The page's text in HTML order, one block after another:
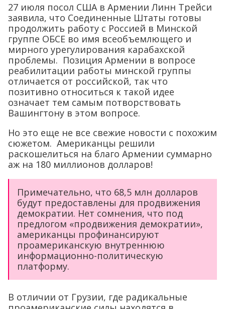
27 июля посол США в Армении Линн Трейси
заявила, что Соединенные Штаты готовы
продолжить работу с Россией в Минской
группе ОБСЕ во имя всеобъемлющего и
мирного урегулирования карабахской
проблемы. Позиция Армении в вопросе
реабилитации работы минской группы
отличается от российской, так что
позитивно относиться к такой идее
означает тем самым потворствовать
Вашингтону в этом вопросе.
Но это еще не все свежие новости с похожим
сюжетом. Американцы решили
раскошелиться на благо Армении суммарно
аж на 180 миллионов долларов!
Примечательно, что 68,5 млн долларов
будут предоставлены для продвижения
демократии. Нет сомнения, что под
предлогом «продвижения демократии»,
американцы профинансируют
проамериканскую внутреннюю
информационно-политическую
платформу.
В отличии от Грузии, где радикальные